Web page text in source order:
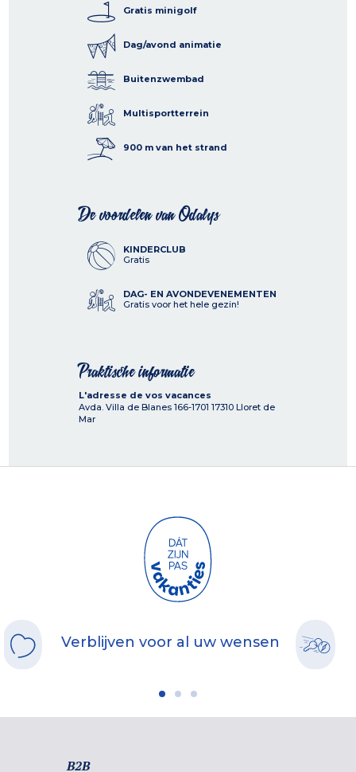
Gratis minigolf
Dag/avond animatie
Buitenzwembad
Multisportterrein
900 m van het strand
De voordelen van Odalys
KINDERCLUB
Gratis
DAG- EN AVONDEVENEMENTEN
Gratis voor het hele gezin!
Praktische informatie
L'adresse de vos vacances
Avda. Villa de Blanes 166-1701 17310 Lloret de
Mar
Verblijven voor al uw wensen
B2B